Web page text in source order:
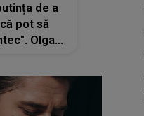
de a
pot să
Olga